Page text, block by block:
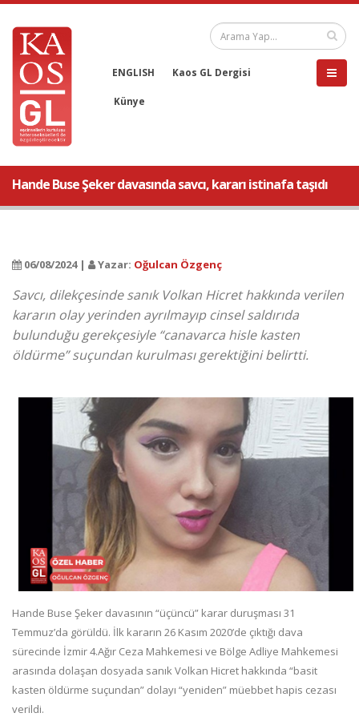
ENGLISH Kaos GL Dergisi
Künye
Hande Buse Şeker davasında savcı, kararı istinafa taşıdı
06/08/2024 | Yazar: Oğulcan Özgenç
Savcı, dilekçesinde sanık Volkan Hicret hakkında verilen
kararın olay yerinden ayrılmayıp cinsel saldırıda
bulunduğu gerekçesiyle “canavarca hisle kasten
öldürme” suçundan kurulması gerektiğini belirtti.
Hande Buse Şeker davasının “üçüncü” karar duruşması 31
Temmuz’da görüldü. İlk kararın 26 Kasım 2020’de çıktığı dava
sürecinde İzmir 4.Ağır Ceza Mahkemesi ve Bölge Adliye Mahkemesi
arasında dolaşan dosyada sanık Volkan Hicret hakkında “basit
kasten öldürme suçundan” dolayı “yeniden” müebbet hapis cezası
verildi.